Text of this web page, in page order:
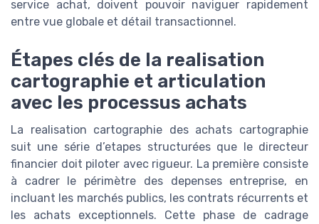
service achat, doivent pouvoir naviguer rapidement
entre vue globale et détail transactionnel.
Étapes clés de la realisation
cartographie et articulation
avec les processus achats
La realisation cartographie des achats cartographie
suit une série d’etapes structurées que le directeur
financier doit piloter avec rigueur. La première consiste
à cadrer le périmètre des depenses entreprise, en
incluant les marchés publics, les contrats récurrents et
les achats exceptionnels. Cette phase de cadrage